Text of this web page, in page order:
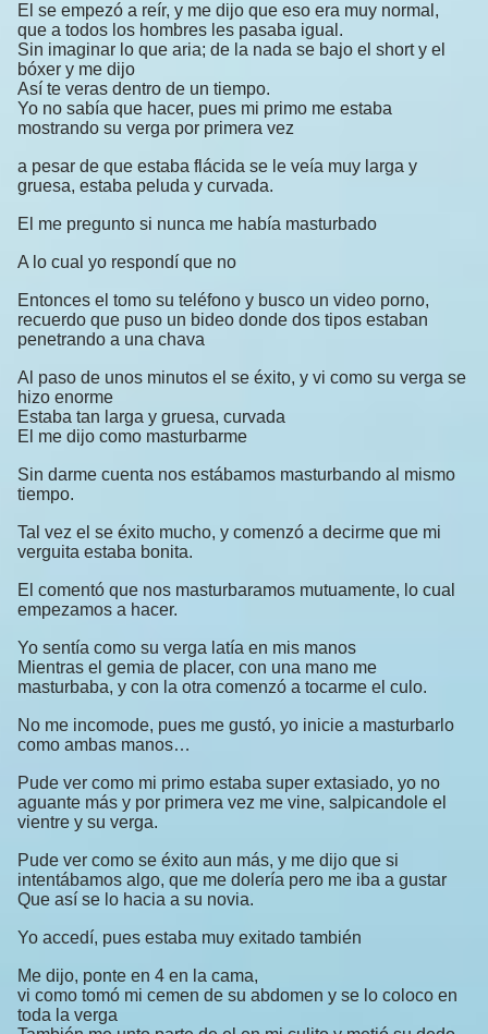
El se empezó a reír, y me dijo que eso era muy normal,
que a todos los hombres les pasaba igual.
Sin imaginar lo que aria; de la nada se bajo el short y el
bóxer y me dijo
Así te veras dentro de un tiempo.
Yo no sabía que hacer, pues mi primo me estaba
mostrando su verga por primera vez
a pesar de que estaba flácida se le veía muy larga y
gruesa, estaba peluda y curvada.
El me pregunto si nunca me había masturbado
A lo cual yo respondí que no
Entonces el tomo su teléfono y busco un video porno,
recuerdo que puso un bideo donde dos tipos estaban
penetrando a una chava
Al paso de unos minutos el se éxito, y vi como su verga se
hizo enorme
Estaba tan larga y gruesa, curvada
El me dijo como masturbarme
Sin darme cuenta nos estábamos masturbando al mismo
tiempo.
Tal vez el se éxito mucho, y comenzó a decirme que mi
verguita estaba bonita.
El comentó que nos masturbaramos mutuamente, lo cual
empezamos a hacer.
Yo sentía como su verga latía en mis manos
Mientras el gemia de placer, con una mano me
masturbaba, y con la otra comenzó a tocarme el culo.
No me incomode, pues me gustó, yo inicie a masturbarlo
como ambas manos…
Pude ver como mi primo estaba super extasiado, yo no
aguante más y por primera vez me vine, salpicandole el
vientre y su verga.
Pude ver como se éxito aun más, y me dijo que si
intentábamos algo, que me dolería pero me iba a gustar
Que así se lo hacia a su novia.
Yo accedí, pues estaba muy exitado también
Me dijo, ponte en 4 en la cama,
vi como tomó mi cemen de su abdomen y se lo coloco en
toda la verga